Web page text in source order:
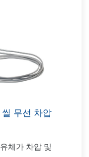
씰 무선 차압
체가 차압 및